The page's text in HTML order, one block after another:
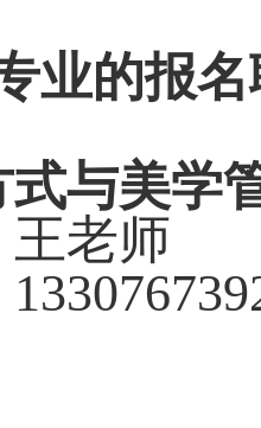
业的报
与美学
老师